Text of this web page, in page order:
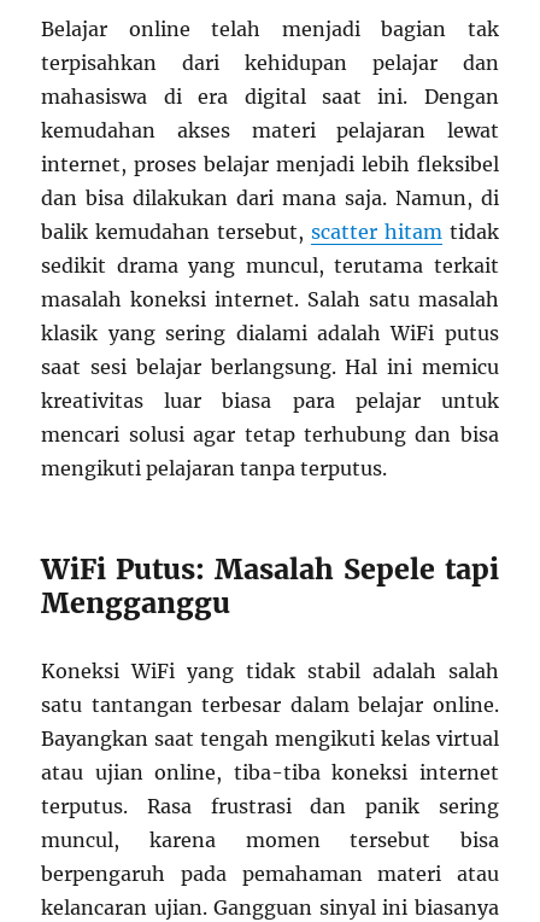
Belajar online telah menjadi bagian tak
terpisahkan dari kehidupan pelajar dan
mahasiswa di era digital saat ini. Dengan
kemudahan akses materi pelajaran lewat
internet, proses belajar menjadi lebih fleksibel
dan bisa dilakukan dari mana saja. Namun, di
balik kemudahan tersebut, scatter hitamtidak
sedikit drama yang muncul, terutama terkait
masalah koneksi internet. Salah satu masalah
klasik yang sering dialami adalah WiFi putus
saat sesi belajar berlangsung. Hal ini memicu
kreativitas luar biasa para pelajar untuk
mencari solusi agar tetap terhubung dan bisa
mengikuti pelajaran tanpa terputus.
WiFi Putus: Masalah Sepele tapi
Mengganggu
Koneksi WiFi yang tidak stabil adalah salah
satu tantangan terbesar dalam belajar online.
Bayangkan saat tengah mengikuti kelas virtual
atau ujian online, tiba-tiba koneksi internet
terputus. Rasa frustrasi dan panik sering
muncul, karena momen tersebut bisa
berpengaruh pada pemahaman materi atau
kelancaran ujian. Gangguan sinyal ini biasanya